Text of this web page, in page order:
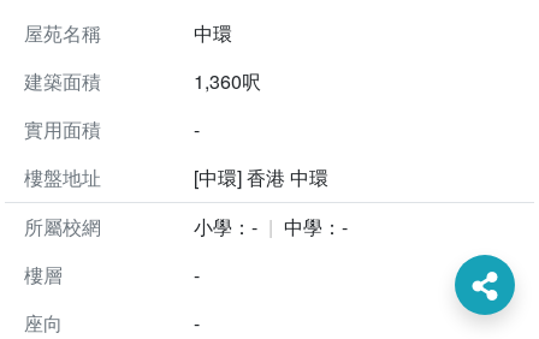
屋苑名稱
中環
建築面積
1,360呎
實用面積
-
樓盤地址
[中環] 香港 中環
所屬校網
小學：-
中學：-
樓層
-
座向
-